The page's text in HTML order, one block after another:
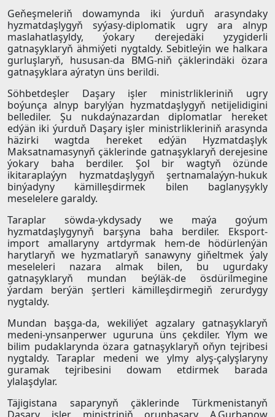
Geňeşmeleriň dowamynda iki ýurduň arasyndaky
hyzmatdaşlygyň syýasy-diplomatik ugry ara alnyp
maslahatlaşyldy, ýokary derejedäki yzygiderli
gatnaşyklaryň ähmiýeti nygtaldy. Sebitleýin we halkara
gurluşlaryň, hususan-da BMG-niň çäklerindäki özara
gatnaşyklara aýratyn üns berildi.
Söhbetdeşler Daşary işler ministrlikleriniň ugry
boýunça alnyp barylýan hyzmatdaşlygyň netijelidigini
bellediler. Şu nukdaýnazardan diplomatlar hereket
edýän iki ýurduň Daşary işler ministrlikleriniň arasynda
häzirki wagtda hereket edýän Hyzmatdaşlyk
Maksatnamasynyň çäklerinde gatnaşyklaryň derejesine
ýokary baha berdiler. Şol bir wagtyň özünde
ikitaraplaýyn hyzmatdaşlygyň şertnamalaýyn-hukuk
binýadyny kämilleşdirmek bilen baglanyşykly
meselelere garaldy.
Taraplar söwda-ykdysady we maýa goýum
hyzmatdaşlygynyň barşyna baha berdiler. Eksport-
import amallaryny artdyrmak hem-de hödürlenýän
harytlaryň we hyzmatlaryň sanawyny giňeltmek ýaly
meseleleri nazara almak bilen, bu ugurdaky
gatnaşyklaryň mundan beýläk-de ösdürilmegine
ýardam berýän şertleri kämilleşdirmegiň zerurdygy
nygtaldy.
Mundan başga-da, wekiliýet agzalary gatnaşyklaryň
medeni-ynsanperwer uguruna üns çekdiler. Ylym we
bilim pudaklarynda özara gatnaşyklaryň oňyn tejribesi
nygtaldy. Taraplar medeni we ylmy alyş-çalyşlaryny
guramak tejribesini dowam etdirmek barada
ylalaşdylar.
Täjigistana saparynyň çäklerinde Türkmenistanyň